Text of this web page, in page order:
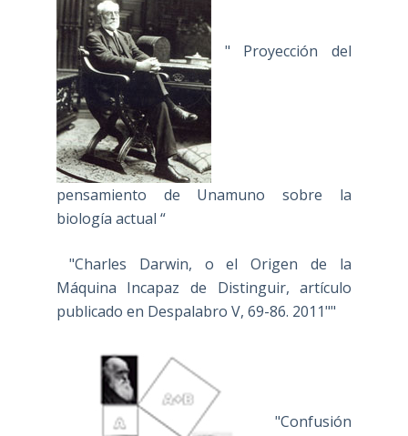
" Proyección del
pensamiento de Unamuno sobre la
biología actual “
"Charles Darwin, o el Origen de la
Máquina Incapaz de Distinguir, artículo
publicado en Despalabro V, 69-86. 2011""
"Confusión